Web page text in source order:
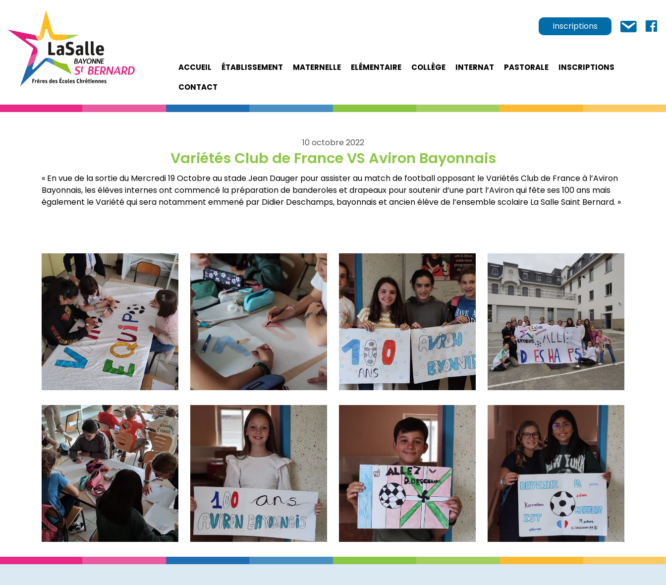
Inscriptions
ACCUEIL ÉTABLISSEMENT MATERNELLE ELÉMENTAIRE COLLÈGE INTERNAT PASTORALE
INSCRIPTIONS
CONTACT
10 octobre 2022
Variétés Club de France VS Aviron Bayonnais
« En vue de la sortie du Mercredi 19 Octobre au stade Jean Dauger pour assister au match de football opposant le Variétés Club de France à l’Aviron
Bayonnais, les élèves internes ont commencé la préparation de banderoles et drapeaux pour soutenir d’une part l’Aviron qui fête ses 100 ans mais
également le Variété qui sera notamment emmené par Didier Deschamps, bayonnais et ancien élève de l’ensemble scolaire La Salle Saint Bernard. »